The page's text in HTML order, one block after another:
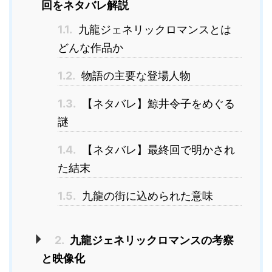
回をネタバレ解説
1.1. 九龍ジェネリックロマンスとは
どんな作品か
1.2. 物語の主要な登場人物
1.3.
【ネタバレ】鯨井令子をめぐる
謎
1.4.
【ネタバレ】最終回で明かされ
た結末
1.5. 九龍の街に込められた意味
2. 九龍ジェネリックロマンスの考察
と映像化